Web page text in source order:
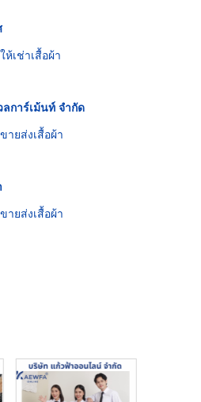
ให้เช่าเสื้อผ้า
การ์เม้นท์ จำกัด
ขายส่งเสื้อผ้า
ขายส่งเสื้อผ้า